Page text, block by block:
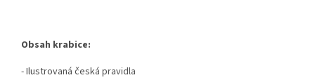
Obsah krabice:
- Ilustrovaná česká pravidla